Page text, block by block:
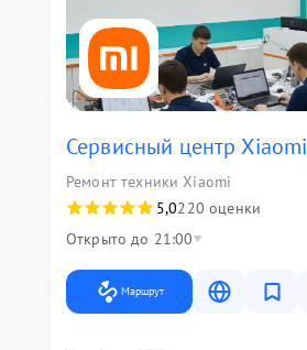
Сервисный центр Xiaomi
Ремонт техники Xiaomi
5,0220 оценки
Открыто до 21:00
Маршрут